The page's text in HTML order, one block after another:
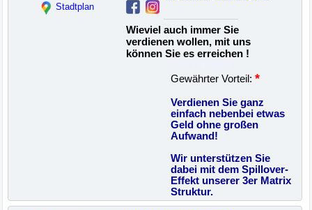
Stadtplan
Wieviel auch immer Sie
verdienen wollen, mit uns
können Sie es erreichen !
Gewährter Vorteil: *
Verdienen Sie ganz
einfach nebenbei etwas
Geld ohne großen
Aufwand!
Wir unterstützen Sie
dabei mit dem Spillover-
Effekt unserer 3er Matrix
Struktur.